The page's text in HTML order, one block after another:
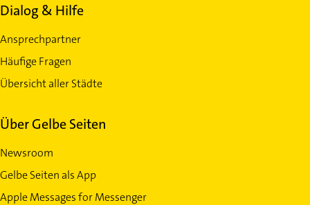
Dialog & Hilfe
Ansprechpartner
Häufige Fragen
Übersicht aller Städte
Über Gelbe Seiten
Newsroom
Gelbe Seiten als App
Apple Messages for Messenger